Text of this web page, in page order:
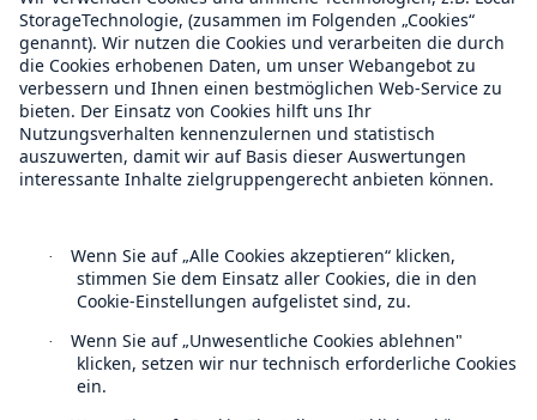
Über Munich Re
Munich Re Weltweit
600 bn
US Dollar im Jahr 2018